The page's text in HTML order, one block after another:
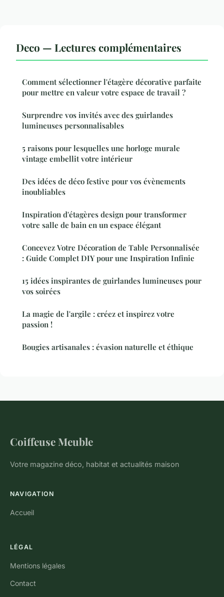
Deco — Lectures complémentaires
Comment sélectionner l'étagère décorative parfaite
pour mettre en valeur votre espace de travail ?
Surprendre vos invités avec des guirlandes
lumineuses personnalisables
5 raisons pour lesquelles une horloge murale
vintage embellit votre intérieur
Des idées de déco festive pour vos évènements
inoubliables
Inspiration d'étagères design pour transformer
votre salle de bain en un espace élégant
Concevez Votre Décoration de Table Personnalisée
: Guide Complet DIY pour une Inspiration Infinie
15 idées inspirantes de guirlandes lumineuses pour
vos soirées
La magie de l'argile : créez et inspirez votre
passion !
Bougies artisanales : évasion naturelle et éthique
Coiffeuse Meuble
Votre magazine déco, habitat et actualités maison
NAVIGATION
Accueil
LÉGAL
Mentions légales
Contact